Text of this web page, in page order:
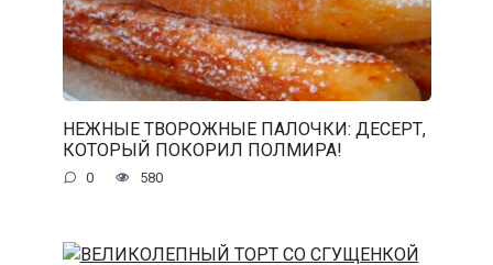
НЕЖНЫЕ ТВОРОЖНЫЕ ПАЛОЧКИ: ДЕСЕРТ,
КОТОРЫЙ ПОКОРИЛ ПОЛМИРА!
0 580